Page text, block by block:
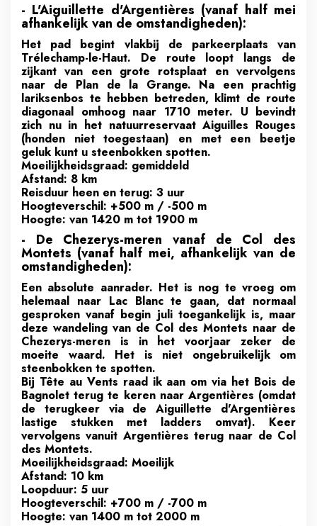
- L'Aiguillette d'Argentières (vanaf half mei
afhankelijk van de omstandigheden):
Het pad begint vlakbij de parkeerplaats van
Trélechamp-le-Haut. De route loopt langs de
zijkant van een grote rotsplaat en vervolgens
naar de Plan de la Grange. Na een prachtig
lariksenbos te hebben betreden, klimt de route
diagonaal omhoog naar 1710 meter. U bevindt
zich nu in het natuurreservaat Aiguilles Rouges
(honden niet toegestaan) en met een beetje
geluk kunt u steenbokken spotten.
Moeilijkheidsgraad: gemiddeld
Afstand: 8 km
Reisduur heen en terug: 3 uur
Hoogteverschil: +500 m / -500 m
Hoogte: van 1420 m tot 1900 m
- De Chezerys-meren vanaf de Col des
Montets (vanaf half mei, afhankelijk van de
omstandigheden):
Een absolute aanrader. Het is nog te vroeg om
helemaal naar Lac Blanc te gaan, dat normaal
gesproken vanaf begin juli toegankelijk is, maar
deze wandeling van de Col des Montets naar de
Chezerys-meren is in het voorjaar zeker de
moeite waard. Het is niet ongebruikelijk om
steenbokken te spotten.
Bij Tête au Vents raad ik aan om via het Bois de
Bagnolet terug te keren naar Argentières (omdat
de terugkeer via de Aiguillette d'Argentières
lastige stukken met ladders omvat). Keer
vervolgens vanuit Argentières terug naar de Col
des Montets.
Moeilijkheidsgraad: Moeilijk
Afstand: 10 km
Loopduur: 5 uur
Hoogteverschil: +700 m / -700 m
Hoogte: van 1400 m tot 2000 m